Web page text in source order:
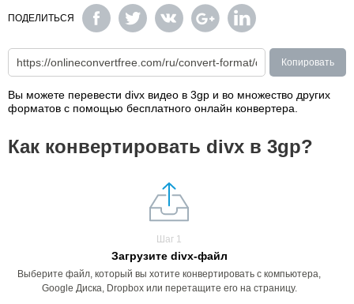
ПОДЕЛИТЬСЯ
Копировать
Вы можете перевести divx видео в 3gp и во множество других
форматов с помощью бесплатного онлайн конвертера.
Как конвертировать divx в 3gp?
Шаг 1
Загрузите divx-файл
Выберите файл, который вы хотите конвертировать с компьютера,
Google Диска, Dropbox или перетащите его на страницу.